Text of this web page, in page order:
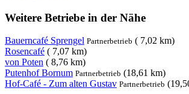
Weitere Betriebe in der Nähe
Bauerncafé Sprengel Partnerbetrieb ( 7,02 km)
Rosencafé ( 7,07 km)
von Poten ( 8,76 km)
Putenhof Bornum Partnerbetrieb (18,61 km)
Hof-Café - Zum alten Gustav Partnerbetrieb